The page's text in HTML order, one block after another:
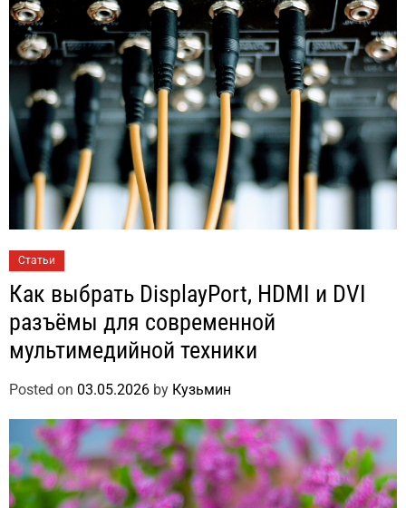
Статьи
Как выбрать DisplayPort, HDMI и DVI
разъёмы для современной
мультимедийной техники
Posted on 03.05.2026 by Кузьмин